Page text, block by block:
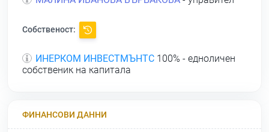
Собственост:
ИНЕРКОМ ИНВЕСТМЪНТС 100% - едноличен
собственик на капитала
ФИНАНСОВИ ДАННИ